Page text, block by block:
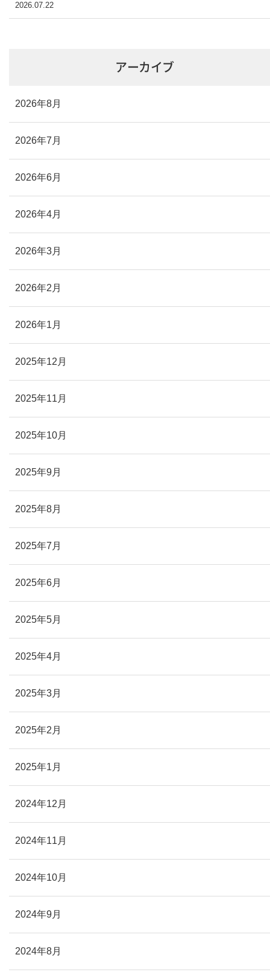
2026.07.22
アーカイブ
2026年8月
2026年7月
2026年6月
2026年4月
2026年3月
2026年2月
2026年1月
2025年12月
2025年11月
2025年10月
2025年9月
2025年8月
2025年7月
2025年6月
2025年5月
2025年4月
2025年3月
2025年2月
2025年1月
2024年12月
2024年11月
2024年10月
2024年9月
2024年8月